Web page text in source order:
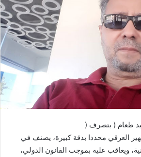
طعام ( بتصرف (
العرقي محددا بدقة كبيرة، يصنف في
ويعاقب عليه بموجب القانون الدولي،